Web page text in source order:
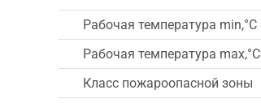
Рабочая температура min,°C
Рабочая температура max,°C
Класс пожароопасной зоны